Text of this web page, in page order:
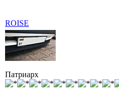
ROISE
Патриарх